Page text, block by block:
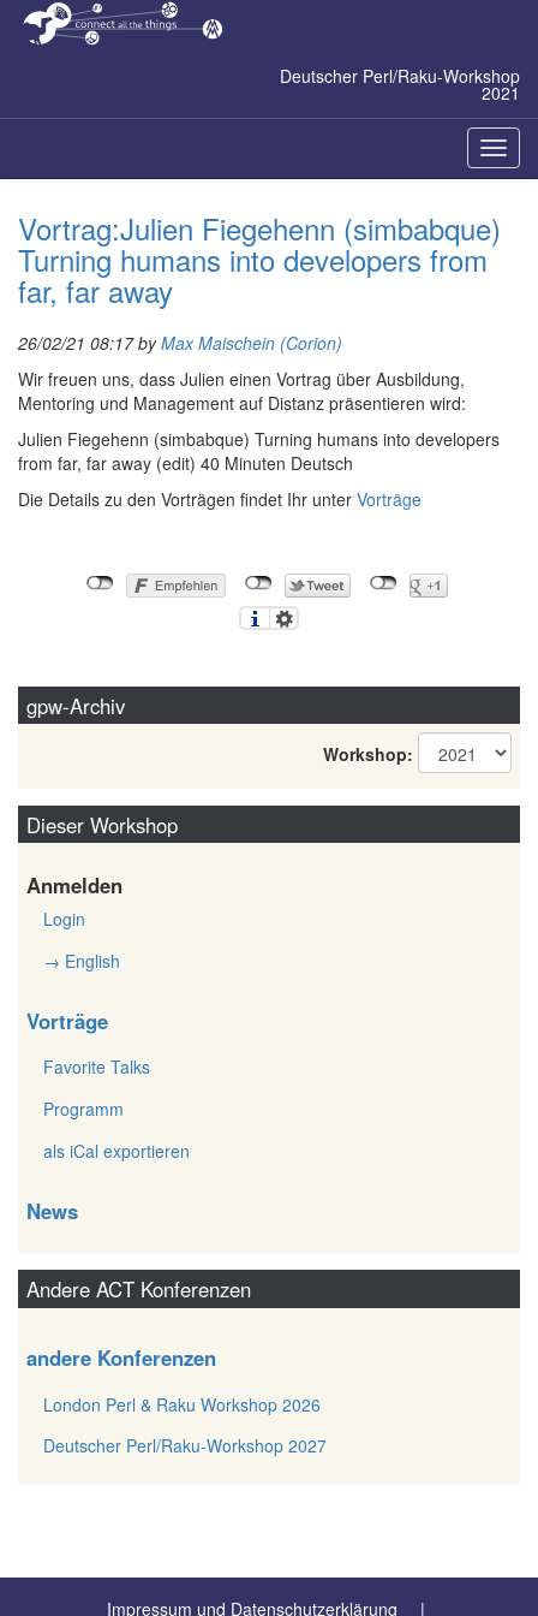
Zum
Inhalt
Deutscher Perl/Raku-Workshop
2021
ein-/
Vortrag:Julien Fiegehenn (‎simbabque‎)
‎Turning humans into developers from
far, far away‎
26/02/21 08:17 byMax Maischein (‎Corion‎)
Wir freuen uns, dass Julien einen Vortrag über Ausbildung,
Mentoring und Management auf Distanz präsentieren wird:
Julien Fiegehenn (‎simbabque‎) ‎Turning humans into developers
from far, far away‎ (edit) 40 Minuten Deutsch
Die Details zu den Vorträgen findet Ihr unter Vorträge
gpw-Archiv
Workshop:
Dieser Workshop
Anmelden
Login
→ English
Vorträge
Favorite Talks
Programm
als iCal exportieren
News
Andere ACT Konferenzen
andere Konferenzen
London Perl & Raku Workshop 2026
Deutscher Perl/Raku-Workshop 2027
Impressum und Datenschutzerklärung